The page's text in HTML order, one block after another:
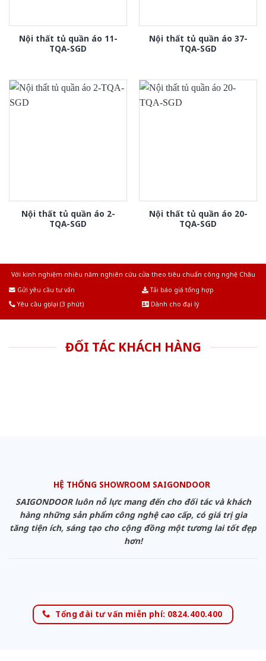
Nội thất tủ quần áo 11-
TQA-SGD
Nội thất tủ quần áo 37-
TQA-SGD
Nội thất tủ quần áo 2-
TQA-SGD
Nội thất tủ quần áo 20-
TQA-SGD
Với kinh nghiệm nhiêu năm nghiên cứu cửa theo tiêu chuẩn công nghệ Châu
Gửi yêu cầu tư vấn
Tải báo giá tổng hợp
Yêu cầu gọi lại (3 phút)
Dành cho đại lý
ĐỐI TÁC KHÁCH HÀNG
HỆ THỐNG SHOWROOM SAIGONDOOR
SAIGONDOOR luôn nỗ lực mang đến cho đối tác và khách
hàng những sản phẩm công nghệ cao cấp, có giá trị gia
tăng tiện ích, sáng tạo cho cộng đồng một tương lai tốt đẹp
hơn!
Tổng đài tư vấn miễn phí: 0824.400.400